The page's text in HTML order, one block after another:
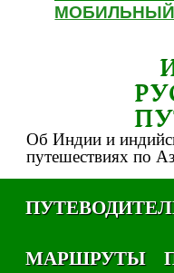
МОБИЛЬНЫЙ
Об Индии и
путешествиях по
МАРШРУТЫ